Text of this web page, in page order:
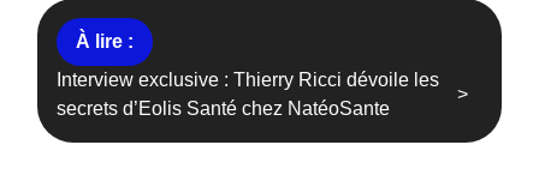
Interview exclusive : Thierry Ricci dévoile les
secrets d’Eolis Santé chez NatéoSante